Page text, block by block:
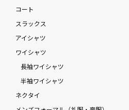
コート
スラックス
アイシャツ
ワイシャツ
長袖ワイシャツ
半袖ワイシャツ
ネクタイ